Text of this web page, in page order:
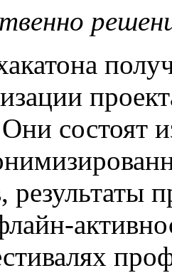
состоят
результаты